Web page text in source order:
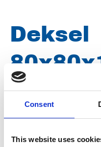
Consent
This website uses
Deksel
(TWK)